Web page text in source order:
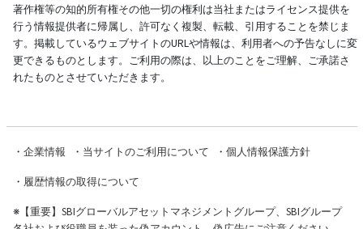
著作権等の知的所有権その他一切の権利は当社またはライセンス提供を
行う情報提供者に帰属し、許可なく複製、転載、引用することを禁じま
す。掲載しているウェブサイトのURLや情報は、利用者への予告なしに変
更できるものとします。ご利用の際は、以上のことをご理解、ご承諾さ
れたものとさせていただきます。
・ 企業情報 ・ 当サイトのご利用について ・ 個人情報保護方針
・ 履歴情報の取得について
※【重要】SBIグローバルアセットマネジメントグループ、SBIグループ